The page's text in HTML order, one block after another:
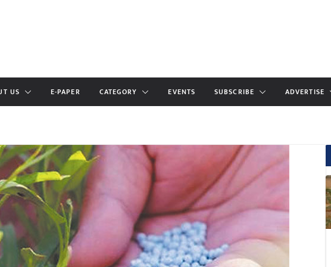
US E-PAPER CATEGORY EVENTS SUBSCRIBE ADVERTISE